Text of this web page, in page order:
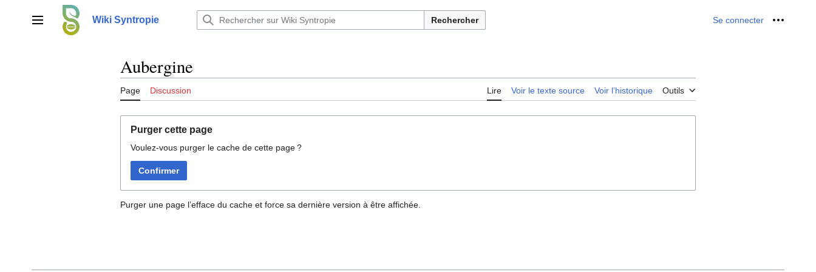
contenu Menu principalWiki Syntropie Rechercher Se connecter Outils
Aubergine
Page Discussion Lire Voir le texte source Voir l’historique Outils
Purger cette page
Voulez-vous purger le cache de cette page ?
Confirmer
Purger une page l’efface du cache et force sa dernière version à être affichée.